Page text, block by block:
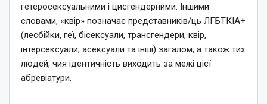
гетеросексуальними і цисгендерними. Іншими
словами, «квір» позначає представників/ць ЛГБТКІА+
(лесбійки, геї, бісексуали, трансгендери, квір,
інтерсексуали, асексуали та інші) загалом, а також тих
людей, чия ідентичність виходить за межі цієї
абревіатури.